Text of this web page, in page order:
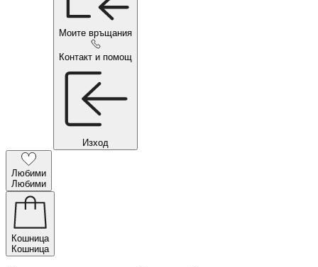
Моите връщания
Контакт и помощ
Изход
Любими
Любими
Кошница
Кошница